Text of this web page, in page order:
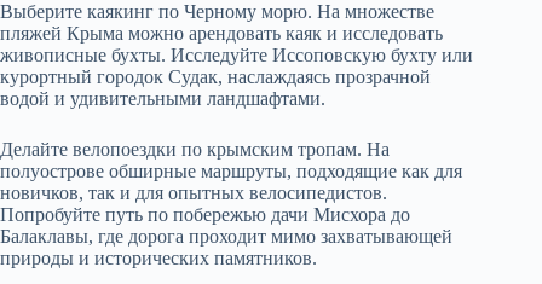
Выберите каякинг по Черному морю. На множестве
пляжей Крыма можно арендовать каяк и исследовать
живописные бухты. Исследуйте Иссоповскую бухту или
курортный городок Судак, наслаждаясь прозрачной
водой и удивительными ландшафтами.
Делайте велопоездки по крымским тропам. На
полуострове обширные маршруты, подходящие как для
новичков, так и для опытных велосипедистов.
Попробуйте путь по побережью дачи Мисхора до
Балаклавы, где дорога проходит мимо захватывающей
природы и исторических памятников.